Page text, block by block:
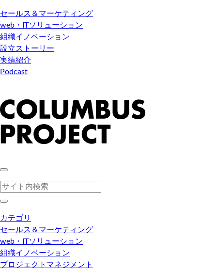
セールス＆マーケティング
web・ITソリューション
組織イノベーション
設立ストーリー
実績紹介
Podcast
カテゴリ
セールス＆マーケティング
web・ITソリューション
組織イノベーション
プロジェクトマネジメント